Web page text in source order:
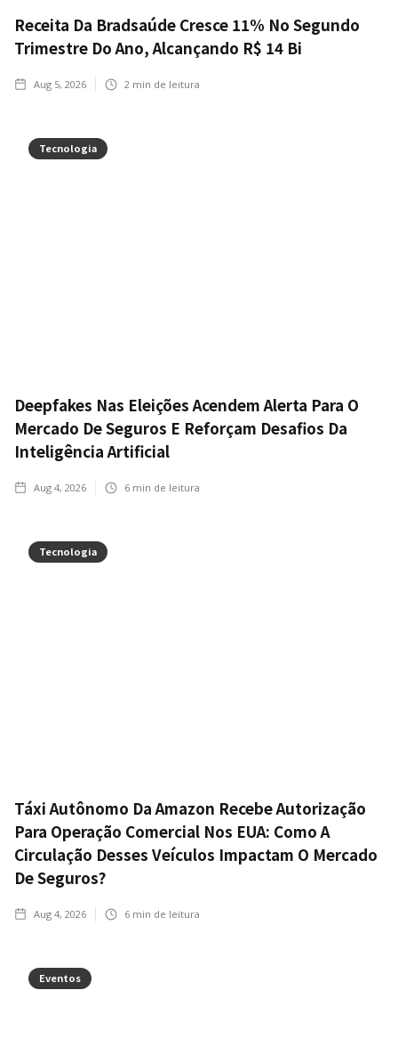
Receita Da Bradsaúde Cresce 11% No Segundo
Trimestre Do Ano, Alcançando R$ 14 Bi
Aug 5, 2026 2 min de leitura
Tecnologia
Deepfakes Nas Eleições Acendem Alerta Para O
Mercado De Seguros E Reforçam Desafios Da
Inteligência Artificial
Aug 4, 2026 6 min de leitura
Tecnologia
Táxi Autônomo Da Amazon Recebe Autorização
Para Operação Comercial Nos EUA: Como A
Circulação Desses Veículos Impactam O Mercado
De Seguros?
Aug 4, 2026 6 min de leitura
Eventos